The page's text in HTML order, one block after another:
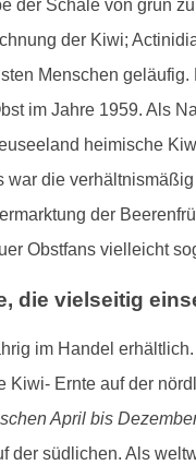
der Schale von grün
der Kiwi;
Menschen geläufig.
im Jahre 1959. Als
heimische
war die
der
Obstfans vielleicht
die vielseitig
im Handel
Kiwi- Ernte auf der
April bis
der südlichen. Als